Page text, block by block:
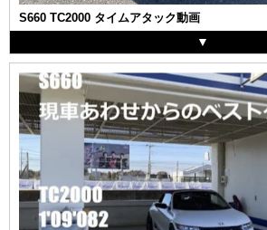
S660 TC2000 タイムアタック動画